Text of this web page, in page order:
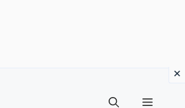
Menu